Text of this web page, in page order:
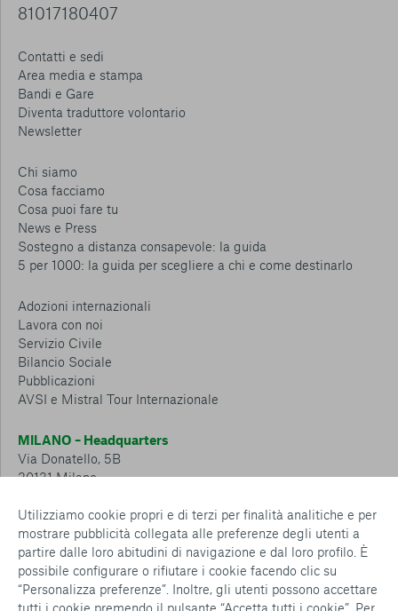
Utilizziamo cookie propri e di terzi per finalità analitiche e per
mostrare pubblicità collegata alle preferenze degli utenti a
partire dalle loro abitudini di navigazione e dal loro profilo. È
possibile configurare o rifiutare i cookie facendo clic su
“Personalizza preferenze”. Inoltre, gli utenti possono accettare
tutti i cookie premendo il pulsante “Accetta tutti i cookie”. Per
81017180407
Contatti e sedi
Area media e stampa
Bandi e Gare
Diventa traduttore volontario
Newsletter
Chi siamo
Cosa facciamo
Cosa puoi fare tu
News e Press
Sostegno a distanza consapevole: la guida
5 per 1000: la guida per scegliere a chi e come destinarlo
Adozioni internazionali
Lavora con noi
Servizio Civile
Bilancio Sociale
Pubblicazioni
AVSI e Mistral Tour Internazionale
MILANO – Headquarters
Via Donatello, 5B
20131 Milano
CESENA – Sostegno a distanza
Via Padre Vicinio da Sarsina, 216
47521 Cesena
Tel.: 0547 360 811